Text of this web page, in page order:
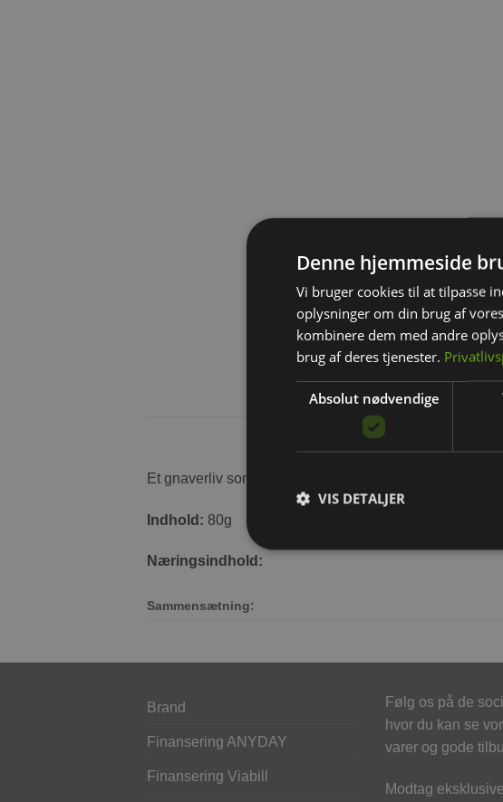
Et gnaverliv som i naturen med sunde urter og
Indhold: 80g
Næringsindhold:
Sammensætning:
Brand
Finansering ANYDAY
Finansering Viabill
Følg os på de
hvor du kan se
varer og gode
Modtag
Denne hjemmeside
Vi bruger cookies til at tilpasse
oplysninger om din brug af
kombinere dem med andre
brug af deres tjenester.
Absolut nødvendige
VIS DETALJER